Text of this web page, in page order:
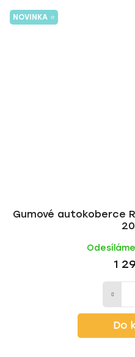
NOVINKA ⭐
Gumové autokoberce
1
Do